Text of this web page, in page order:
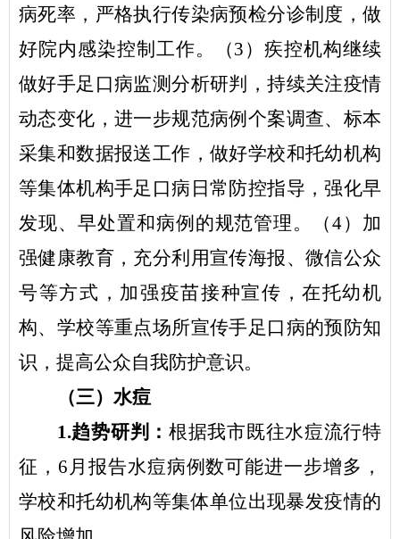
病死率，严格执行传染病预检分诊制度，做
好院内感染控制工作。（3 ）疾控机构继续
做好手足口病监测分析研判，持续关注疫情
动态变化，进一步规范病例个案调查、标本
采集和数据报送工作，做好学校和托幼机构
等集体机构手足口病日常防控指导，强化早
发现、早处置和病例的规范管理。（4）加
强健康教育，充分利用宣传海报、微信公众
号等方式，加强疫苗接种宣传，在托幼机
构、学校等重点场所宣传手足口病的预防知
识，提高公众自我防护意识。
（三）水痘
1.趋势研判： 根据我市既往水痘流行特
征， 6 月报告水痘病例数可能进一步增多，
学校和托幼机构等集体单位出现暴发疫情的